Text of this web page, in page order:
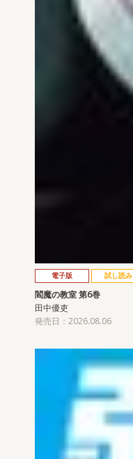
電子版 試し読み
閻魔の教室 第6巻
田中優吏
発売日：2026.08.06